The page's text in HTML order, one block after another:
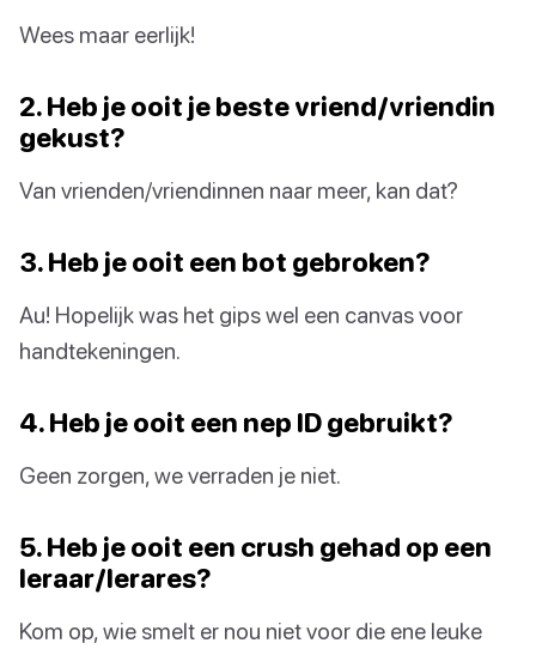
Wees maar eerlijk!
2. Heb je ooit je beste vriend/vriendin
gekust?
Van vrienden/vriendinnen naar meer, kan dat?
3. Heb je ooit een bot gebroken?
Au! Hopelijk was het gips wel een canvas voor
handtekeningen.
4. Heb je ooit een nep ID gebruikt?
Geen zorgen, we verraden je niet.
5. Heb je ooit een crush gehad op een
leraar/lerares?
Kom op, wie smelt er nou niet voor die ene leuke